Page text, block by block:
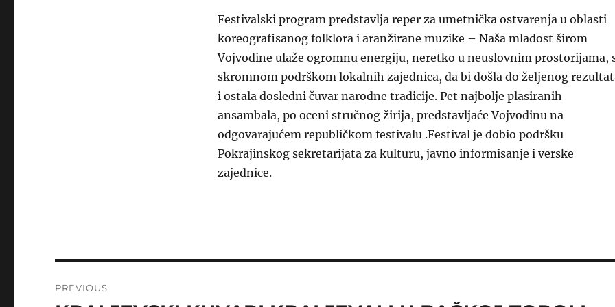
Festivalski program predstavlja reper za umetnička ostvarenja u oblasti
koreografisanog folklora i aranžirane muzike – Naša mladost širom
Vojvodine ulaže ogromnu energiju, neretko u neuslovnim prostorijama,
skromnom podrškom lokalnih zajednica, da bi došla do željenog
i ostala dosledni čuvar narodne tradicije. Pet najbolje plasiranih
ansambala, po oceni stručnog žirija, predstavljaće Vojvodinu na
odgovarajućem republičkom festivalu .Festival je dobio podršku
Pokrajinskog sekretarijata za kulturu, javno informisanje i verske
zajednice.
PREVIOUS